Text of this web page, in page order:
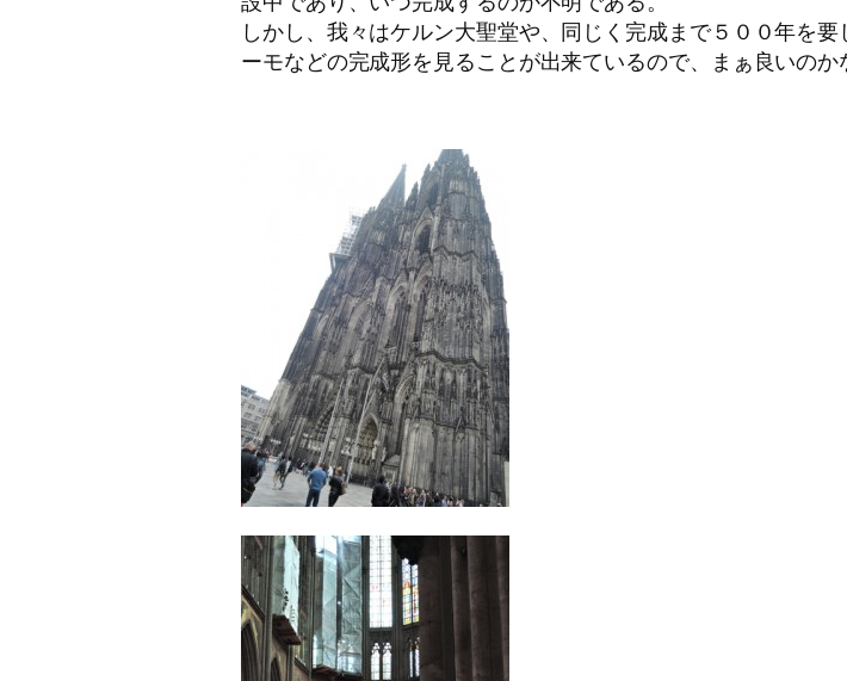
しかし、我々はケルン大聖堂や、同じく完成まで５００年を
ーモなどの完成形を見ることが出来ているので、まぁ良いのか